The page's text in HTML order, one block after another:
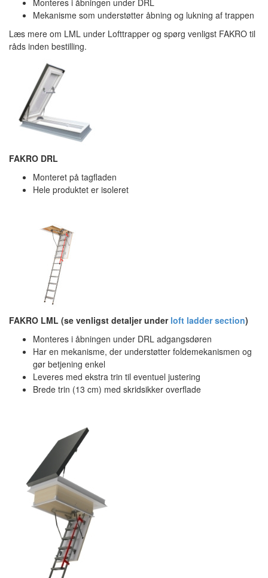
Mekanisme som understøtter åbning og lukning af trappen
Læs mere om LML under Lofttrapper og spørg venligst FAKRO til
råds inden bestilling.
FAKRO DRL
Monteret på tagfladen
Hele produktet er isoleret
FAKRO LML (se venligst detaljer under loft ladder section)
Monteres i åbningen under DRL adgangsdøren
Har en mekanisme, der understøtter foldemekanismen og
gør betjening enkel
Leveres med ekstra trin til eventuel justering
Brede trin (13 cm) med skridsikker overflade